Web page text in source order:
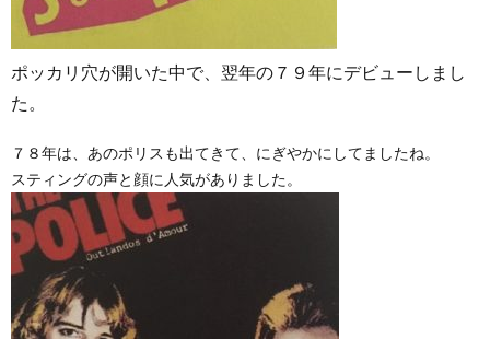
ポッカリ穴が開いた中で、翌年の７９年にデビューしまし
た。
７８年は、あのポリスも出てきて、にぎやかにしてましたね。
スティングの声と顔に人気がありました。